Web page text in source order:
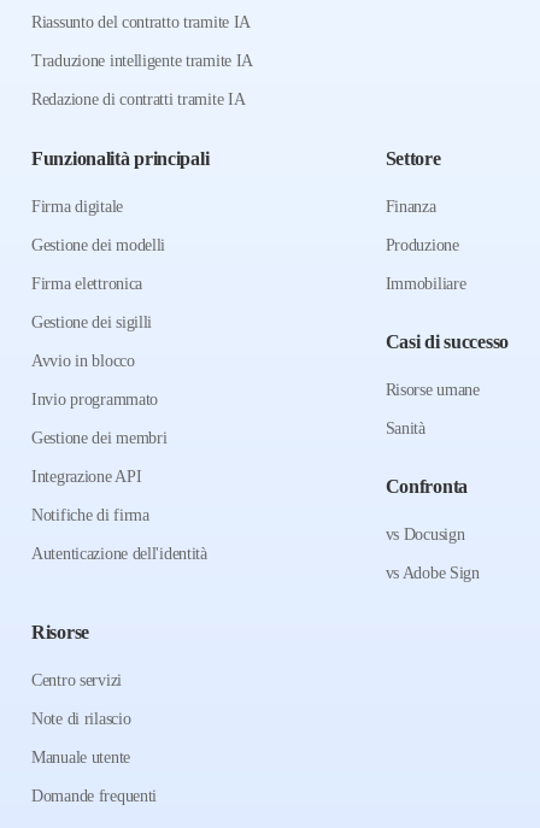
Riassunto del contratto tramite IA
Traduzione intelligente tramite IA
Redazione di contratti tramite IA
Funzionalità principali
Firma digitale
Gestione dei modelli
Firma elettronica
Gestione dei sigilli
Avvio in blocco
Invio programmato
Gestione dei membri
Integrazione API
Notifiche di firma
Autenticazione dell'identità
Settore
Finanza
Produzione
Immobiliare
Casi di successo
Risorse umane
Sanità
Confronta
vs Docusign
vs Adobe Sign
Risorse
Centro servizi
Note di rilascio
Manuale utente
Domande frequenti